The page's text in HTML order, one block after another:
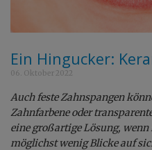
Ein Hingucker:
06. Oktober 2022
Auch feste Zahnspangen
Zahnfarbene oder
eine großartige Lösung,
möglichst wenig Blicke auf